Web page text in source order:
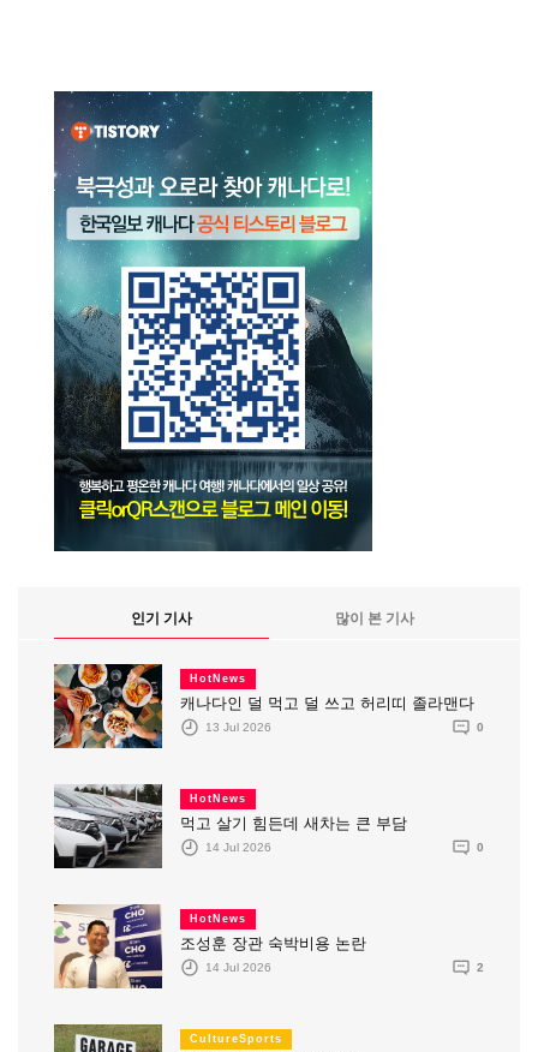
인기 기사 많이 본 기사
HotNews
캐나다인 덜 먹고 덜 쓰고 허리띠 졸라맨다
13 Jul 2026 0
HotNews
먹고 살기 힘든데 새차는 큰 부담
14 Jul 2026 0
HotNews
조성훈 장관 숙박비용 논란
14 Jul 2026 2
CultureSports